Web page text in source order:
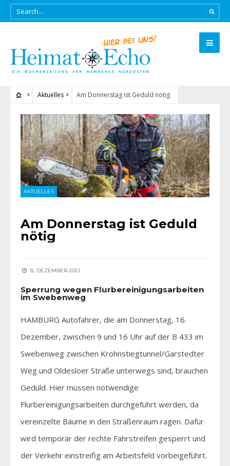
Aktuelles Am Donnerstag ist Geduld nötig
AKTUELLES
Am Donnerstag ist Geduld
nötig
15. DEZEMBER 2021
Sperrung wegen Flurbereinigungsarbeiten
im Swebenweg
HAMBURG Autofahrer, die am Donnerstag, 16.
Dezember, zwischen 9 und 16 Uhr auf der B 433 im
Swebenweg zwischen Krohnstiegtunnel/Garstedter
Weg und Oldesloer Straße unterwegs sind, brauchen
Geduld. Hier müssen notwendige
Flurbereinigungsarbeiten durchgeführt werden, da
vereinzelte Bäume in den Straßenraum ragen. Dafür
wird temporär der rechte Fahrstreifen gesperrt und
der Verkehr einstreifig am Arbeitsfeld vorbeigeführt.